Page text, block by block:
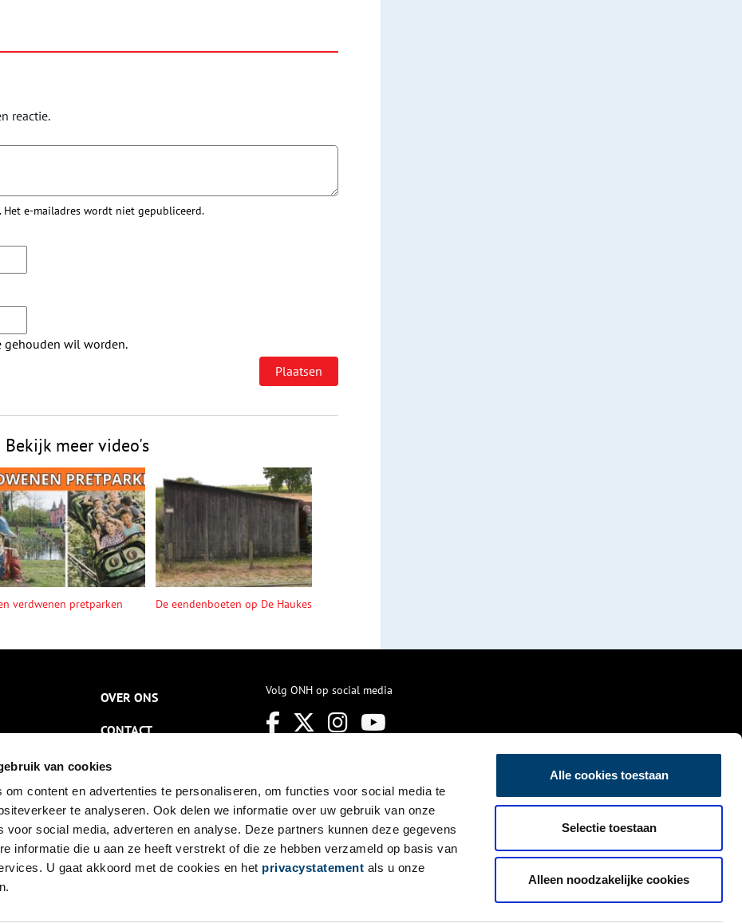
van cookies
om content en advertenties te personaliseren, om functies voor social media te
te analyseren. Ook delen we informatie over uw gebruik van onze
voor social media, adverteren en analyse. Deze partners kunnen deze gegevens
informatie die u aan ze heeft verstrekt of die ze hebben verzameld op basis van
U gaat akkoord met de cookies en het privacystatement als u onze
Alle cookies toestaan
Selectie toestaan
Alleen noodzakelijke cookies
reactie.
Het e-mailadres wordt niet gepubliceerd.
gehouden wil worden.
Bekijk meer video's
verdwenen pretparken De eendenboeten op De Haukes
OVER ONS
CONTACT
NIEUWSBRIEF
DISCLAIMER
PRIVACY
TOEGANKELIJKHEID
Volg ONH op social media